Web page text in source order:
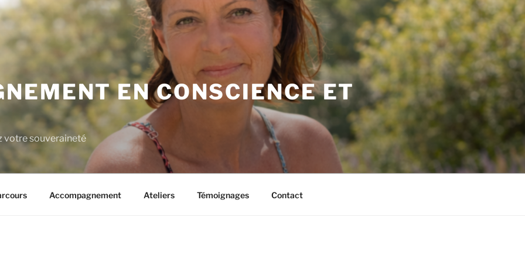
EN CONSCIENCE ET
votre souveraineté
Accompagnement Ateliers Témoignages Contact